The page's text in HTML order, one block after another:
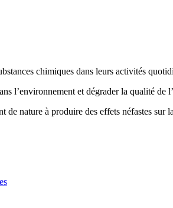
chimiques dans leurs activités
l’environnement et dégrader la qualité de
de nature à produire des effets néfastes sur